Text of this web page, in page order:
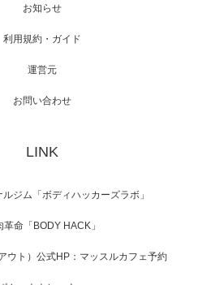
】NHK BS「COOL JAPAN 」にてマッス
とらぼ」さんに…
お知らせ
利用規約・ガイド
運営元
お問い合わせ
LINK
ジム「ボディハッカーズラボ」
革命「BODY HACK」
ウト）公式HP：マッスルカフェ予約